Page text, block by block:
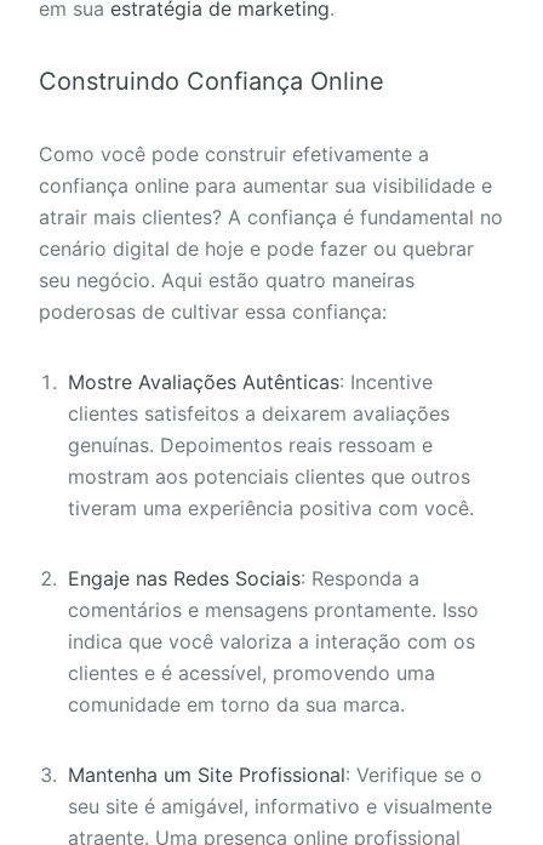
em sua estratégia de marketing.
Construindo Confiança Online
Como você pode construir efetivamente a
confiança online para aumentar sua visibilidade e
atrair mais clientes? A confiança é fundamental no
cenário digital de hoje e pode fazer ou quebrar
seu negócio. Aqui estão quatro maneiras
poderosas de cultivar essa confiança:
Mostre Avaliações Autênticas: Incentive
clientes satisfeitos a deixarem avaliações
genuínas. Depoimentos reais ressoam e
mostram aos potenciais clientes que outros
tiveram uma experiência positiva com você.
Engaje nas Redes Sociais: Responda a
comentários e mensagens prontamente. Isso
indica que você valoriza a interação com os
clientes e é acessível, promovendo uma
comunidade em torno da sua marca.
Mantenha um Site Profissional: Verifique se o
seu site é amigável, informativo e visualmente
atraente. Uma presença online profissional